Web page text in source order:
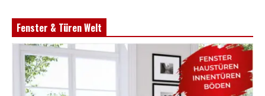
Fenster & Türen Welt